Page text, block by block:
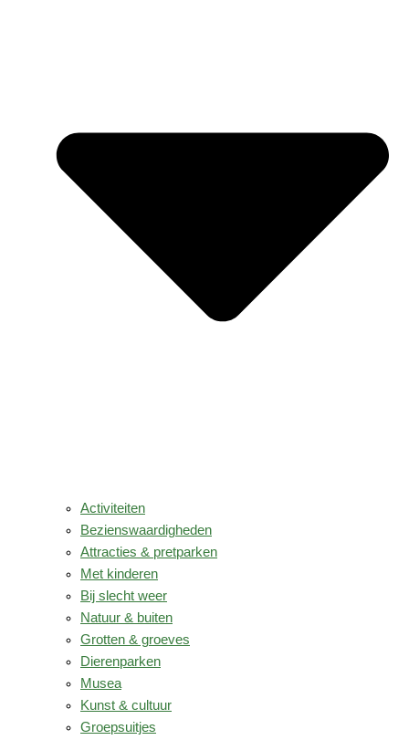
Activiteiten
Bezienswaardigheden
Attracties & pretparken
Met kinderen
Bij slecht weer
Natuur & buiten
Grotten & groeves
Dierenparken
Musea
Kunst & cultuur
Groepsuitjes